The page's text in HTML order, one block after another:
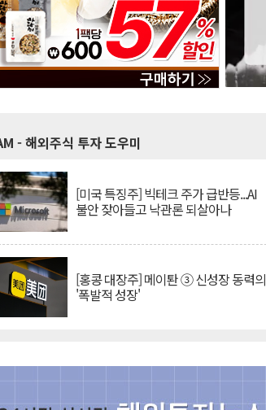
- 해외주식 투자 도우미
[미국 특징주] 빅테크 주가 급반등...AI
불안 잦아들고 낙관론 되살아나
[홍콩 대장주] 메이퇀 ③ 신성장 동력의
'폭발적 성장'